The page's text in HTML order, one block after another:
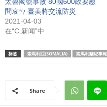
太魯閣號事故 80國600政要慰
問哀悼 臺美將交流防災
2021-04-03
在“C.新闻”中
标签 索馬利亞(SOMALIA) 索馬利蘭紀事報
Share